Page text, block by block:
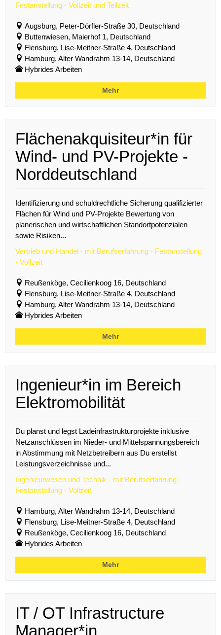
Festanstellung - Vollzeit und Teilzeit
Augsburg, Peter-Dörfler-Straße 30, Deutschland
Buttenwiesen, Maierhof 1, Deutschland
Flensburg, Lise-Meitner-Straße 4, Deutschland
Hamburg, Alter Wandrahm 13-14, Deutschland
Hybrides Arbeiten
Mehr
Flächenakquisiteur*in für
Wind- und PV-Projekte -
Norddeutschland
Identifizierung und schuldrechtliche Sicherung qualifizierter
Flächen für Wind und PV-Projekte Bewertung von
planerischen und wirtschaftlichen Standortpotenzialen
sowie Risiken...
Vertrieb und Handel - mit Berufserfahrung - Festanstellung
- Vollzeit
Reußenköge, Cecilienkoog 16, Deutschland
Flensburg, Lise-Meitner-Straße 4, Deutschland
Hamburg, Alter Wandrahm 13-14, Deutschland
Hybrides Arbeiten
Mehr
Ingenieur*in im Bereich
Elektromobilität
Du planst und legst Ladeinfrastrukturprojekte inklusive
Netzanschlüssen im Nieder- und Mittelspannungsbereich
in Abstimmung mit Netzbetreibern aus Du erstellst
Leistungsverzeichnisse und...
Ingenieurwesen und Technik - mit Berufserfahrung -
Festanstellung - Vollzeit
Hamburg, Alter Wandrahm 13-14, Deutschland
Flensburg, Lise-Meitner-Straße 4, Deutschland
Reußenköge, Cecilienkoog 16, Deutschland
Hybrides Arbeiten
Mehr
IT / OT Infrastructure
Manager*in